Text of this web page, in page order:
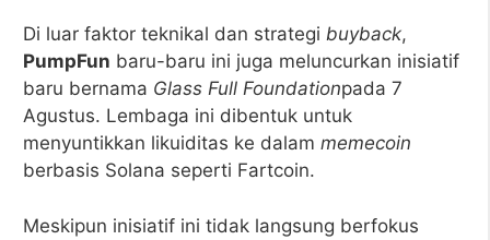
Di luar faktor teknikal dan strategi buyback,
PumpFun baru-baru ini juga meluncurkan inisiatif
baru bernama Glass Full Foundationpada 7
Agustus. Lembaga ini dibentuk untuk
menyuntikkan likuiditas ke dalam memecoin
berbasis Solana seperti Fartcoin.
Meskipun inisiatif ini tidak langsung berfokus